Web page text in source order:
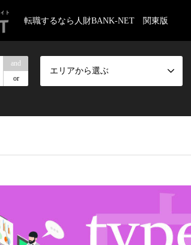
転職するなら人財BANK-NET 関東版
and
or
エリアから選ぶ